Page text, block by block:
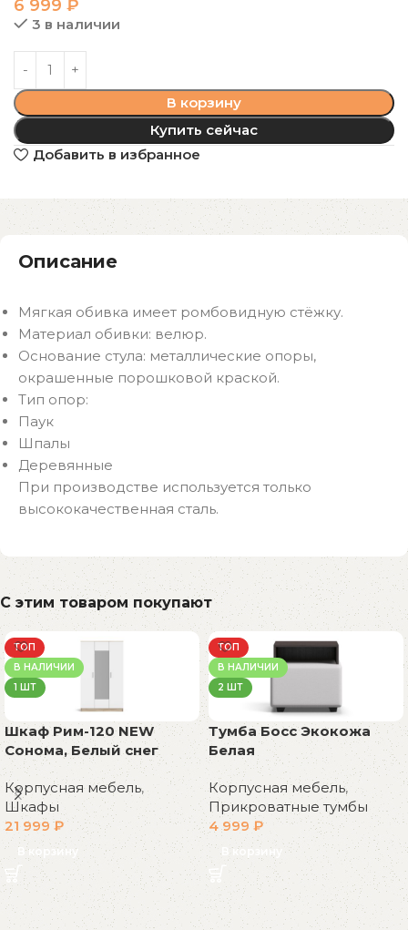
6 999 ₽
3 в наличии
В корзину
Купить сейчас
Добавить в избранное
Описание
Мягкая обивка имеет ромбовидную стёжку.
Материал обивки: велюр.
Основание стула: металлические опоры,
окрашенные порошковой краской.
Тип опор:
Паук
Шпалы
Деревянные
При производстве используется только
высококачественная сталь.
С этим товаром покупают
ТОП
В НАЛИЧИИ
1 ШТ
Шкаф Рим-120 NEW
Сонома, Белый снег
Корпусная мебель,
Шкафы
21 999₽
В корзину
ТОП
В НАЛИЧИИ
2 ШТ
Тумба Босс Экокожа
Белая
Корпусная мебель,
Прикроватные тумбы
4 999 ₽
В корзину